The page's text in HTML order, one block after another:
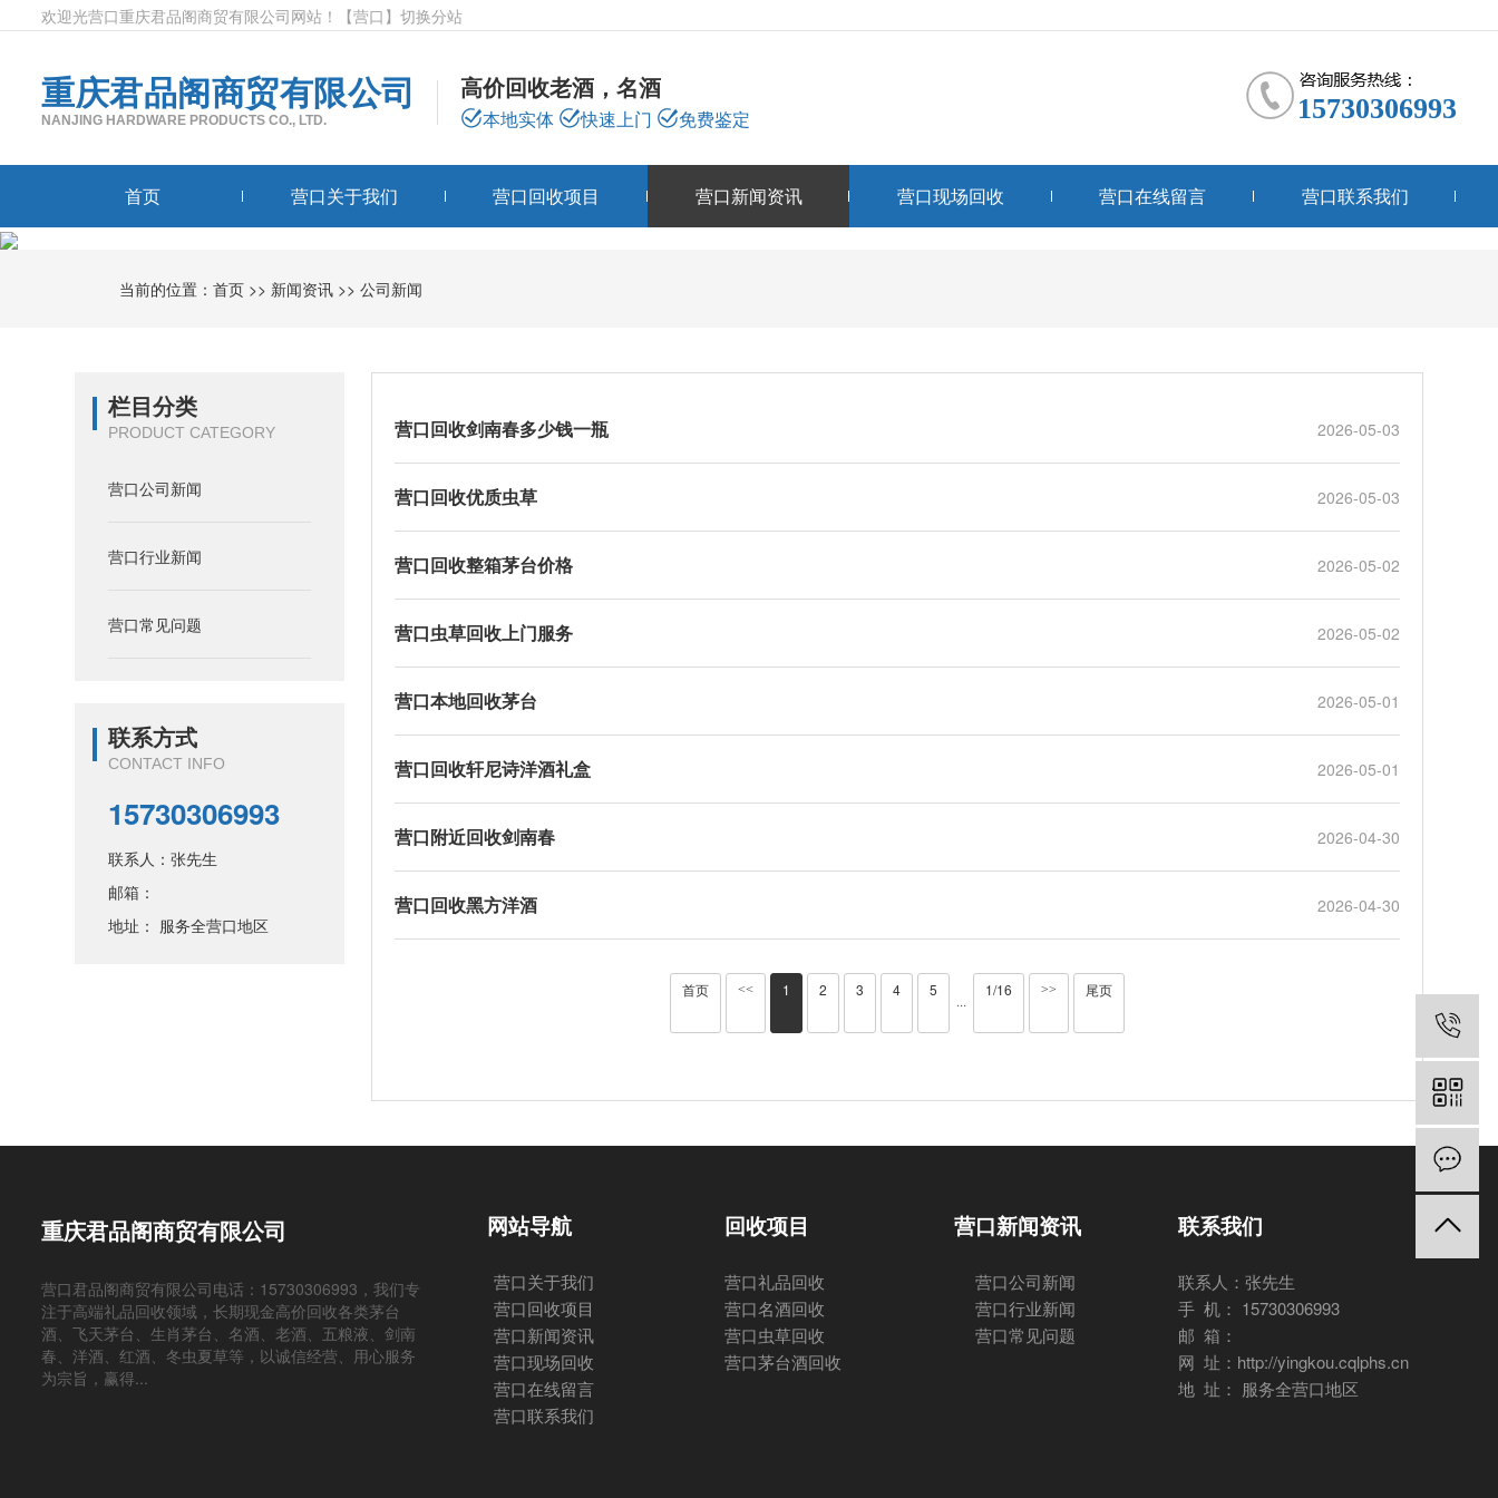
欢迎光营口重庆君品阁商贸有限公司网站！ 【营口】 切换分站
重庆君品阁商贸有限公司
NANJING HARDWARE PRODUCTS CO., LTD.
高价回收老酒，名酒
本地实体 快速上门 免费鉴定 15730306993
首页 营口关于我们 营口回收项目 营口新闻资讯 营口现场回收 营口在线留言 营口联系我们
当前的位置：首页 >> 新闻资讯 >>公司新闻
栏目分类
PRODUCT CATEGORY
营口公司新闻
营口行业新闻
营口常见问题
联系方式
CONTACT INFO
15730306993
联系人：张先生
邮箱：
地址： 服务全营口地区
营口回收剑南春多少钱一瓶 2026-05-03
营口回收优质虫草 2026-05-03
营口回收整箱茅台价格 2026-05-02
营口虫草回收上门服务 2026-05-02
营口本地回收茅台 2026-05-01
营口回收轩尼诗洋酒礼盒 2026-05-01
营口附近回收剑南春 2026-04-30
营口回收黑方洋酒 2026-04-30
首页 << 1 2 3 4 5
···
1/16 >> 尾页
重庆君品阁商贸有限公司
营口君品阁商贸有限公司电话：15730306993，我们专
注于高端礼品回收领域，长期现金高价回收各类茅台
酒、飞天茅台、生肖茅台、名酒、老酒、五粮液、剑南
春、洋酒、红酒、冬虫夏草等，以诚信经营、用心服务
为宗旨，赢得...
网站导航
营口关于我们
营口回收项目
营口新闻资讯
营口现场回收
营口在线留言
营口联系我们
回收项目
营口礼品回收
营口名酒回收
营口虫草回收
营口茅台酒回收
营口新闻资讯
营口公司新闻
营口行业新闻
营口常见问题
联系我们
联系人：张先生
手 机： 15730306993
邮 箱：
网 址：http://yingkou.cqlphs.cn
地 址： 服务全营口地区